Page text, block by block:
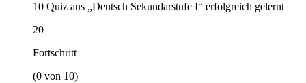
10 Quiz aus „Deutsch Sekundarstufe I“ erfolgreich gelernt
20
Fortschritt
(0 von 10)